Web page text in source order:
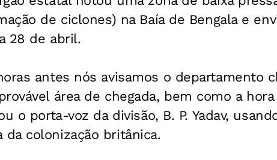
de ciclones) na Baía de Bengala e
28 de abril.
antes nós avisamos o departamento
área de chegada, bem como a
o porta-voz da divisão, B. P. Yadav,
da colonização britânica.